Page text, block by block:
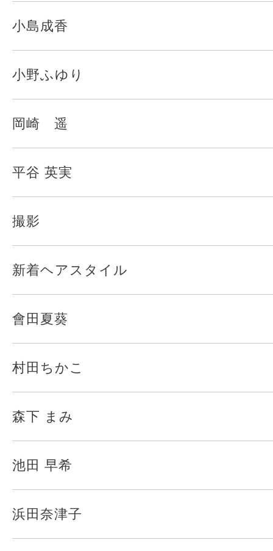
小島成香
小野ふゆり
岡崎 遥
平谷 英実
撮影
新着ヘアスタイル
會田夏葵
村田ちかこ
森下 まみ
池田 早希
浜田奈津子